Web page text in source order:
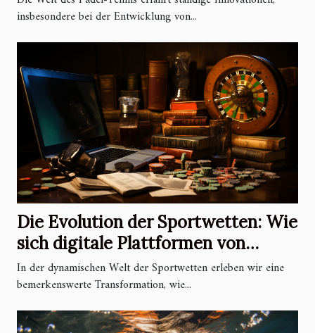
insbesondere bei der Entwicklung von...
Die Evolution der Sportwetten: Wie
sich digitale Plattformen von
traditionellen Buchmachern
unterscheiden
In der dynamischen Welt der Sportwetten erleben wir eine
bemerkenswerte Transformation, wie...